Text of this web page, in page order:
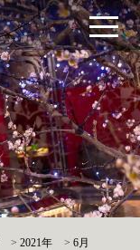
>2021年 >6月